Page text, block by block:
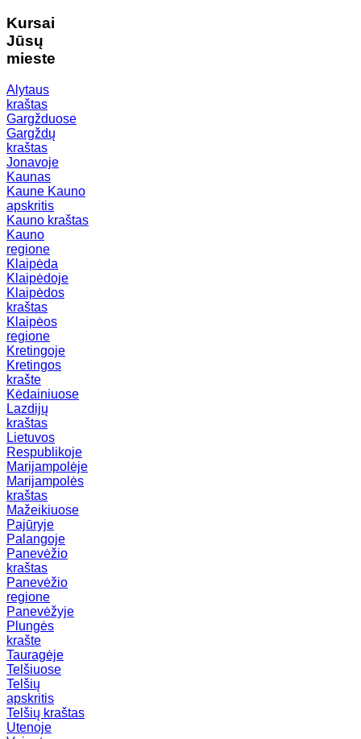
Kursai
Jūsų
mieste
Alytaus
kraštas
Gargžduose
Gargždų
kraštas
Jonavoje
Kaunas
Kaune Kauno
apskritis
Kauno kraštas
Kauno
regione
Klaipėda
Klaipėdoje
Klaipėdos
kraštas
Klaipėos
regione
Kretingoje
Kretingos
krašte
Kėdainiuose
Lazdijų
kraštas
Lietuvos
Respublikoje
Marijampolėje
Marijampolės
kraštas
Mažeikiuose
Pajūryje
Palangoje
Panevėžio
kraštas
Panevėžio
regione
Panevėžyje
Plungės
krašte
Tauragėje
Telšiuose
Telšių
apskritis
Telšių kraštas
Utenoje